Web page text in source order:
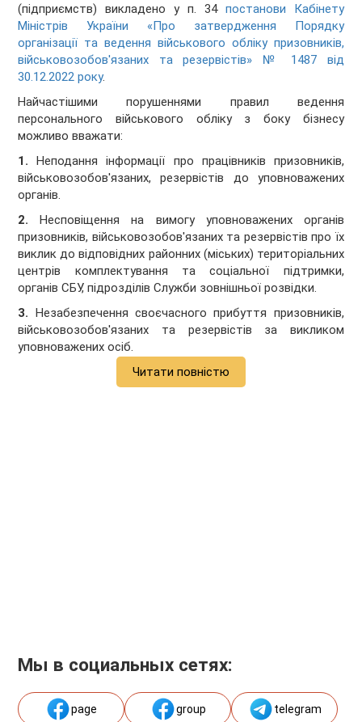
(підприємств) викладено у п. 34 постанови Кабінету
Міністрів України «Про затвердження Порядку
організації та ведення військового обліку призовників,
військовозобов'язаних та резервістів» № 1487 від
30.12.2022 року.
Найчастішими порушеннями правил ведення
персонального військового обліку з боку бізнесу
можливо вважати:
1. Неподання інформації про працівників призовників,
військовозобов'язаних, резервістів до уповноважених
органів.
2. Несповіщення на вимогу уповноважених органів
призовників, військовозобов'язаних та резервістів про їх
виклик до відповідних районних (міських) територіальних
центрів комплектування та соціальної підтримки,
органів СБУ, підрозділів Служби зовнішньої розвідки.
3. Незабезпечення своєчасного прибуття призовників,
військовозобов'язаних та резервістів за викликом
уповноважених осіб.
Читати повністю
Мы в социальных сетях:
page group telegram